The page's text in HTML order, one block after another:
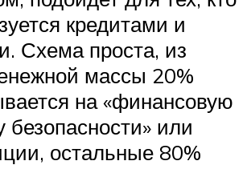
кредитами и
Схема проста, из
массы 20%
на «финансовую
безопасности» или
остальные 80%